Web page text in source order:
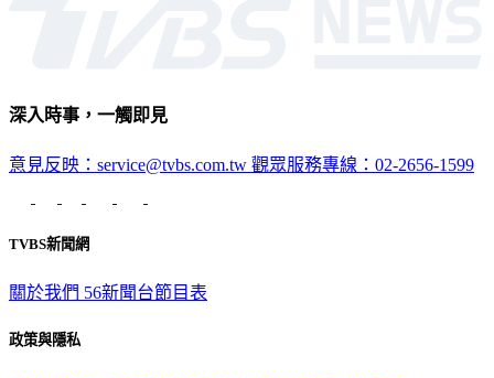
深入時事，一觸即見
意見反映：service@tvbs.com.tw 觀眾服務專線：02-2656-1599
TVBS新聞網
關於我們 56新聞台節目表
政策與隱私